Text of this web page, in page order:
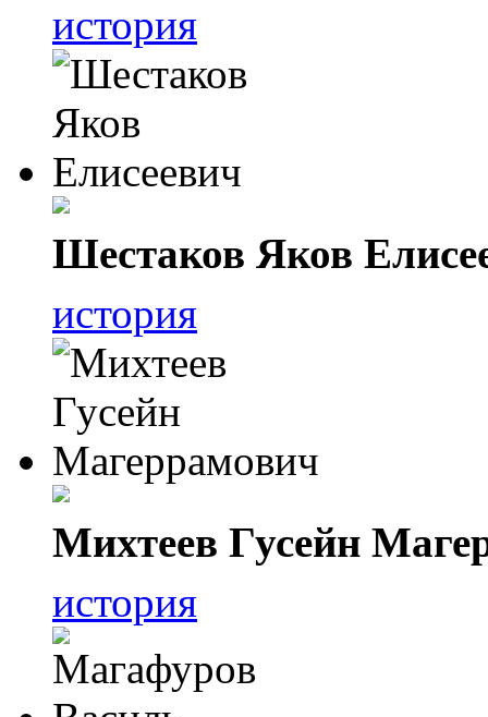
история
Шестаков Яков
история
Михтеев Гусейн
история